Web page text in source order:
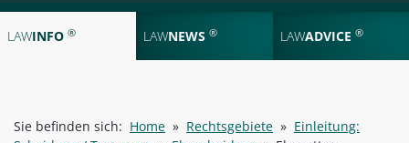
LAWINFO ® LAWNEWS ® LAWADVICE ®
Sie befinden sich: Home » Rechtsgebiete » Einleitung: